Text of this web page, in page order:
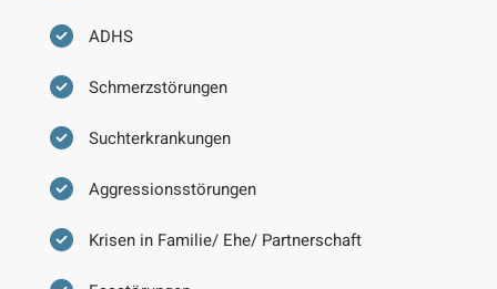
ADHS
Schmerzstörungen
Suchterkrankungen
Aggressionsstörungen
Krisen in Familie/ Ehe/ Partnerschaft